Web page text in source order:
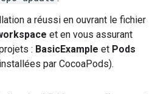
a réussi en ouvrant le fichier
et en vous assurant
: BasicExample et Pods
par CocoaPods).